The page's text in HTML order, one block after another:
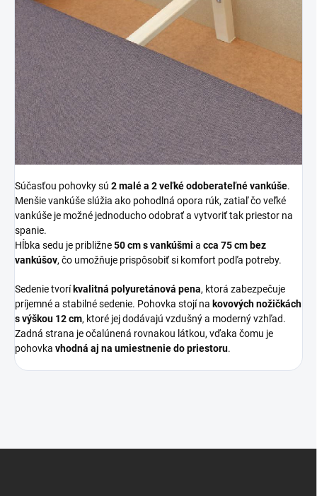
Súčasťou pohovky sú 2 malé a 2 veľké odoberateľné vankúše.
Menšie vankúše slúžia ako pohodlná opora rúk, zatiaľ čo veľké
vankúše je možné jednoducho odobrať a vytvoriť tak priestor na
spanie.
Hĺbka sedu je približne50 cm s vankúšmi a cca 75 cm bez
vankúšov, čo umožňuje prispôsobiť si komfort podľa potreby.
Sedenie tvorí kvalitná polyuretánová pena, ktorá zabezpečuje
príjemné a stabilné sedenie. Pohovka stojí na kovových nožičkách
s výškou 12 cm, ktoré jej dodávajú vzdušný a moderný vzhľad.
Zadná strana je očalúnená rovnakou látkou, vďaka čomu je
pohovka vhodná aj na umiestnenie do priestoru.